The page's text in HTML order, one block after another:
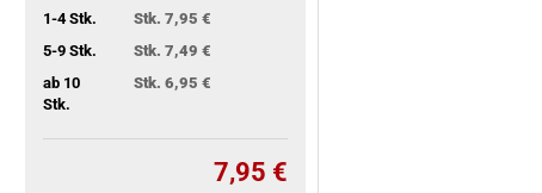
1-4 Stk.
Stk. 7,95 €
5-9 Stk.
Stk. 7,49 €
ab 10
Stk.
Stk. 6,95 €
7,95 €